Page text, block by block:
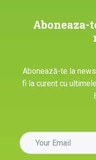
Abonează-te la
fi la curent cu